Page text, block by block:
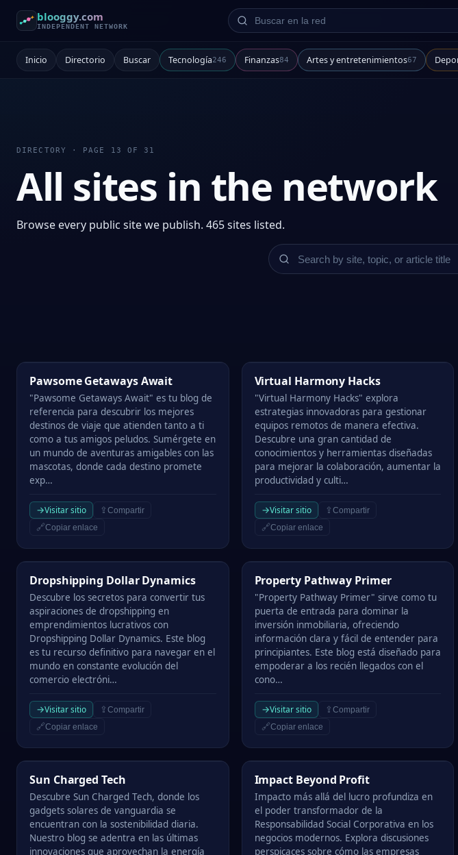
blooggy.com
INDEPENDENT NETWORK
Buscar en la red
Inicio Directorio Buscar Tecnología246 Finanzas84 Artes y entretenimientos67
DIRECTORY · PAGE 13 OF 31
All sites in the network
Browse every public site we publish. 465 sites listed.
Pawsome Getaways Await
Pawsome Getaways Await
"Pawsome Getaways Await" es tu blog de
referencia para descubrir los mejores
destinos de viaje que atienden tanto a ti
como a tus amigos peludos. Sumérgete en
un mundo de aventuras amigables con las
mascotas, donde cada destino promete
exp…
→Visitar sitio ⇪ Compartir
🔗Copiar enlace
Virtual Harmony Hacks
Virtual Harmony Hacks
"Virtual Harmony Hacks" explora
estrategias innovadoras para gestionar
equipos remotos de manera efectiva.
Descubre una gran cantidad de
conocimientos y herramientas diseñadas
para mejorar la colaboración, aumentar la
productividad y culti…
→Visitar sitio ⇪ Compartir
🔗Copiar enlace
Dropshipping Dollar Dynamics
Dropshipping Dollar Dynamics
Descubre los secretos para convertir tus
aspiraciones de dropshipping en
emprendimientos lucrativos con
Dropshipping Dollar Dynamics. Este blog
es tu recurso definitivo para navegar en el
mundo en constante evolución del
comercio electróni…
→Visitar sitio ⇪ Compartir
🔗Copiar enlace
Property Pathway Primer
Property Pathway Primer
"Property Pathway Primer" sirve como tu
puerta de entrada para dominar la
inversión inmobiliaria, ofreciendo
información clara y fácil de entender para
principiantes. Este blog está diseñado para
empoderar a los recién llegados con el
cono…
→Visitar sitio ⇪ Compartir
🔗Copiar enlace
Sun Charged Tech
Sun Charged Tech
Descubre Sun Charged Tech, donde los
gadgets solares de vanguardia se
encuentran con la sostenibilidad diaria.
Nuestro blog se adentra en las últimas
innovaciones que aprovechan la energía
Impact Beyond Profit
Impact Beyond Profit
Impacto más allá del lucro profundiza en
el poder transformador de la
Responsabilidad Social Corporativa en los
negocios modernos. Explora discusiones
perspicaces sobre cómo las empresas